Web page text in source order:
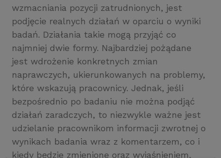
wzmacniania pozycji zatrudnionych, jest
podjęcie realnych działań w oparciu o wyniki
badań. Działania takie mogą przyjąć co
najmniej dwie formy. Najbardziej pożądane
jest wdrożenie konkretnych zmian
naprawczych, ukierunkowanych na problemy,
które wskazują pracownicy. Jednak, jeśli
bezpośrednio po badaniu nie można podjąć
działań zaradczych, to niezwykle ważne jest
udzielanie pracownikom informacji zwrotnej o
wynikach badania wraz z komentarzem, co i
kiedy będzie zmienione oraz wyjaśnieniem,